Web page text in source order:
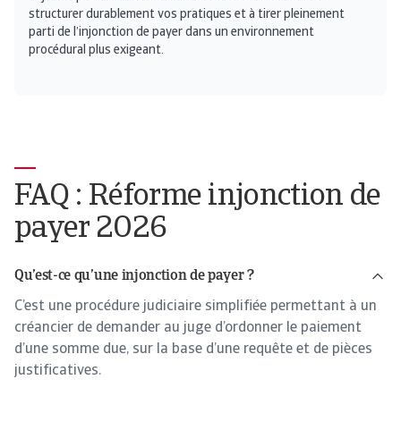
structurer durablement vos pratiques et à tirer pleinement
parti de l’injonction de payer dans un environnement
procédural plus exigeant.
FAQ : Réforme injonction de
payer 2026
Qu’est-ce qu’une injonction de payer ?
C’est une procédure judiciaire simplifiée permettant à un
créancier de demander au juge d’ordonner le paiement
d’une somme due, sur la base d’une requête et de pièces
justificatives.